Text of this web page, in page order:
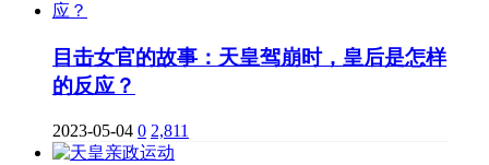
目击女官的故事：天皇驾崩时，皇后是怎样
的反应？
2023-05-04 0 2,811